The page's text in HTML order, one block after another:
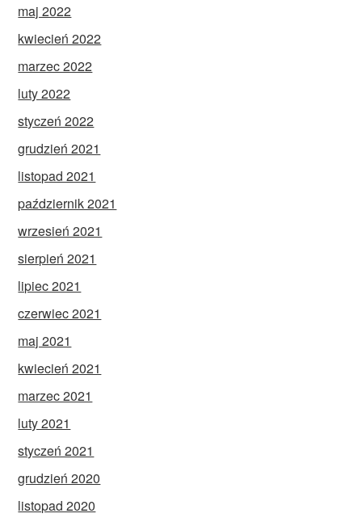
maj 2022
kwiecień 2022
marzec 2022
luty 2022
styczeń 2022
grudzień 2021
listopad 2021
październik 2021
wrzesień 2021
sierpień 2021
lipiec 2021
czerwiec 2021
maj 2021
kwiecień 2021
marzec 2021
luty 2021
styczeń 2021
grudzień 2020
listopad 2020